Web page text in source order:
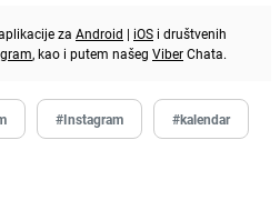
za Android | iOS i društvenih
, kao i putem našeg ViberChata.
#Instagram #kalendar